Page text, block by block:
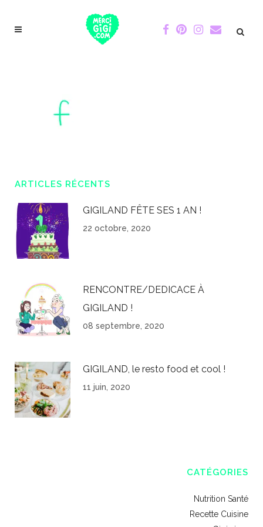
ARTICLES RÉCENTS
GIGILAND FÊTE SES 1 AN !
22 octobre, 2020
RENCONTRE/DEDICACE À
GIGILAND !
08 septembre, 2020
GIGILAND, le resto food et cool !
11 juin, 2020
CATÉGORIES
Nutrition Santé
Recette Cuisine